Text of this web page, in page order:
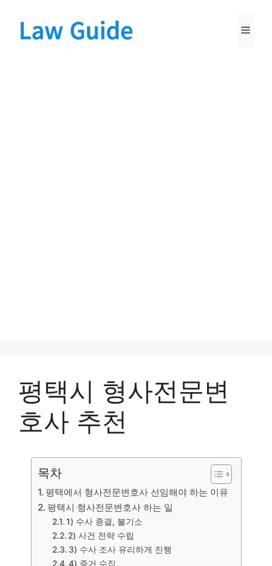
평택시 형사전문변
호사 추천
목차
평택에서 형사전문변호사 선임해야 하는 이유
평택시 형사전문변호사 하는 일
1) 수사 종결, 불기소
2) 사건 전략 수립
3) 수사 조사 유리하게 진행
4) 증거 수집